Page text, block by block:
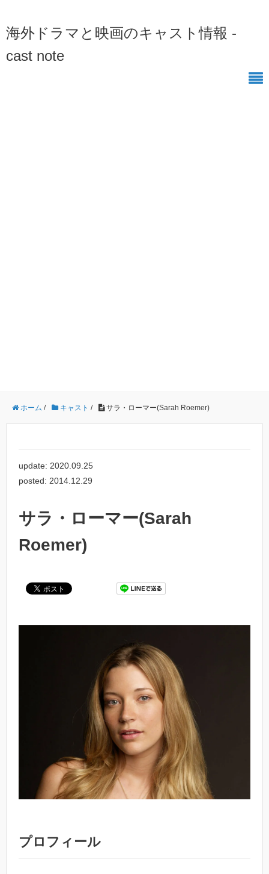
海外ドラマと映画のキャスト情報 -
cast note
ホーム / キャスト / サラ・ローマー(Sarah Roemer)
update: 2020.09.25
posted: 2014.12.29
サラ・ローマー(Sarah
Roemer)
プロフィール